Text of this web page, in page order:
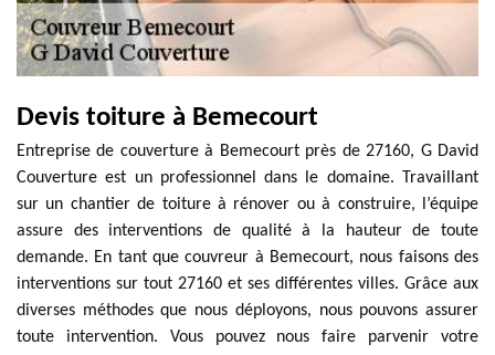
Devis toiture à Bemecourt
Entreprise de couverture à Bemecourt près de 27160, G David
Couverture est un professionnel dans le domaine. Travaillant
sur un chantier de toiture à rénover ou à construire, l’équipe
assure des interventions de qualité à la hauteur de toute
demande. En tant que couvreur à Bemecourt, nous faisons des
interventions sur tout 27160 et ses différentes villes. Grâce aux
diverses méthodes que nous déployons, nous pouvons assurer
toute intervention. Vous pouvez nous faire parvenir votre